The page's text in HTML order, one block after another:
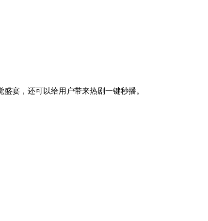
宴，还可以给用户带来热剧一键秒播。